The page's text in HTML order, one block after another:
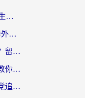
海外如何看CBA直播？留学生和华人必看的无卡顿观赛指南
国外全民k歌怎么用原唱？海外党亲测有效的回国加速解决方案
海外酷狗怎么绕过地域限制？留学生亲测有效的回国加速器选择指南
国外看中超总卡？这篇指南教你在海外流畅看体育赛事+中文解说（附避坑技巧）
优酷视频海外能看吗？海外党追剧看电影的终极解决方案来了